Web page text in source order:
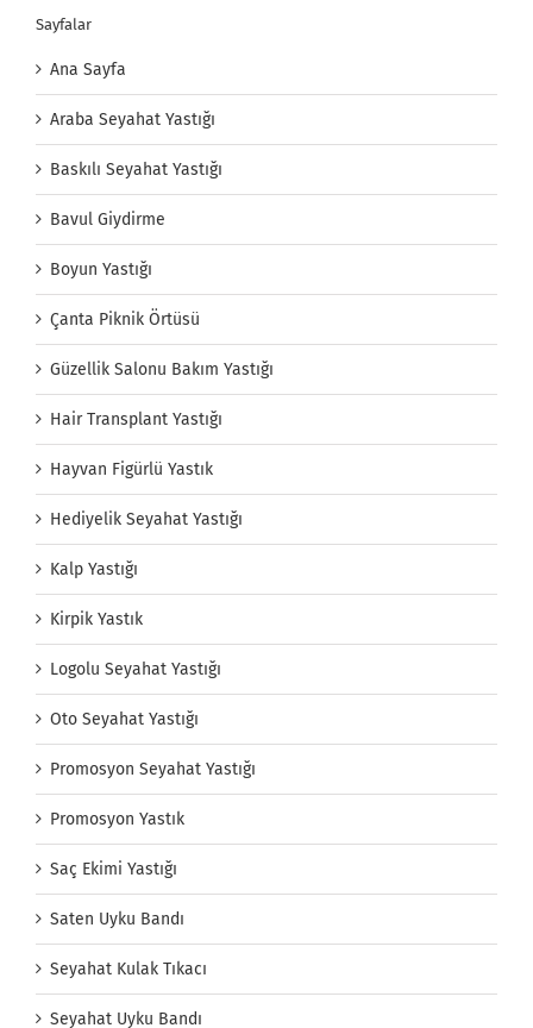
Sayfalar
Ana Sayfa
Araba Seyahat Yastığı
Baskılı Seyahat Yastığı
Bavul Giydirme
Boyun Yastığı
Çanta Piknik Örtüsü
Güzellik Salonu Bakım Yastığı
Hair Transplant Yastığı
Hayvan Figürlü Yastık
Hediyelik Seyahat Yastığı
Kalp Yastığı
Kirpik Yastık
Logolu Seyahat Yastığı
Oto Seyahat Yastığı
Promosyon Seyahat Yastığı
Promosyon Yastık
Saç Ekimi Yastığı
Saten Uyku Bandı
Seyahat Kulak Tıkacı
Seyahat Uyku Bandı